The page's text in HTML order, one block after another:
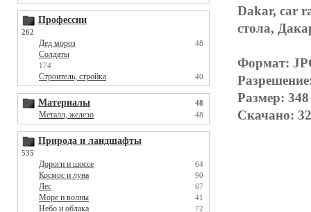
Профессии
262
Дед мороз 48
Солдаты
174
Строитель, стройка 40
Материалы 48
Металл, железо 48
Природа и ландшафты
535
Дороги и шоссе 64
Космос и луна 90
Лес 67
Море и волны 41
Небо и облака 72
Dakar, car
стола,
Формат:
Размер:
Скачано: